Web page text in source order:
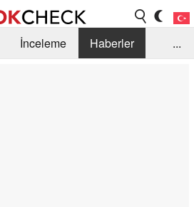
İnceleme
Haberler
...